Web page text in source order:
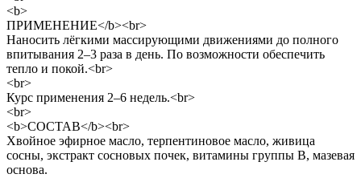
<b>
ПРИМЕНЕНИЕ</b><br>
Наносить лёгкими массирующими движениями до полного
впитывания 2–3 раза в день. По возможности обеспечить
тепло и покой.<br>
<br>
Курс применения 2–6 недель.<br>
<br>
<b>СОСТАВ</b><br>
Хвойное эфирное масло, терпентиновое масло, живица
сосны, экстракт сосновых почек, витамины группы В, мазевая
основа.